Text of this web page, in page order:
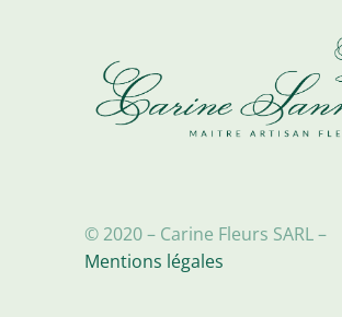
© 2020 – Carine Fleurs SARL –
Mentions légales